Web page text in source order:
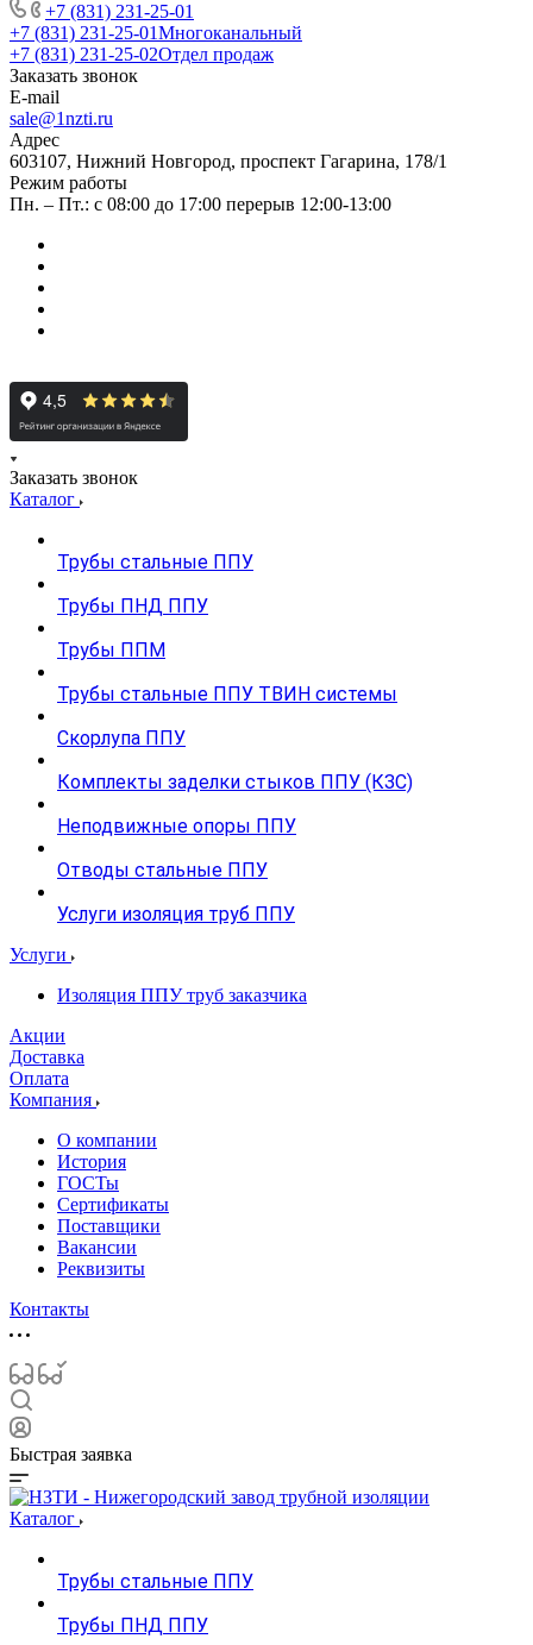
+7 (831) 231-25-01
+7 (831) 231-25-01Многоканальный
+7 (831) 231-25-02Отдел продаж
Заказать звонок
E-mail
sale@1nzti.ru
Адрес
603107, Нижний Новгород, проспект Гагарина, 178/1
Режим работы
Пн. – Пт.: с 08:00 до 17:00 перерыв 12:00-13:00
Заказать звонок
Каталог
Трубы стальные ППУ
Трубы ПНД ППУ
Трубы ППМ
Трубы стальные ППУ ТВИН системы
Скорлупа ППУ
Комплекты заделки стыков ППУ (КЗС)
Неподвижные опоры ППУ
Отводы стальные ППУ
Услуги изоляция труб ППУ
Услуги
Изоляция ППУ труб заказчика
Акции
Доставка
Оплата
Компания
О компании
История
ГОСТы
Сертификаты
Поставщики
Вакансии
Реквизиты
Контакты
Быстрая заявка
Каталог
Трубы стальные ППУ
Трубы ПНД ППУ